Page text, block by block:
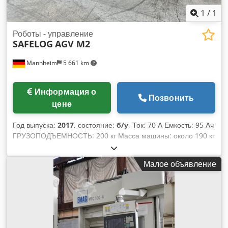
1 / 1
Mannheim 5 661 km
Роботы - управление
SAFELOG AGV M2
цене
Позвонить
Год выпуска: 2017, состояние: б/у, Ток: 70 А Емкость: 95 Ач
ГРУЗОПОДЪЕМНОСТЬ: 200 кг Масса машины: около 190 кг
Габаритные размеры: около 1420x450x260 мм Благодаря
системе из подъемных штифтов и защелки в сочетании с
RFID-считывателем для распознавания тележек, их можно
автоматически подключать и отключать. Chodpsyapfnsfx
Aanea Максимальная тяговая нагрузка составляет около
1500 кг. Возможны движение вперед и назад. 7-дюймовый
сенсорный дисплей для удобства управления. Напряжение
питания AGV: 24 В постоянного тока Напряжение питания
Малое объявление